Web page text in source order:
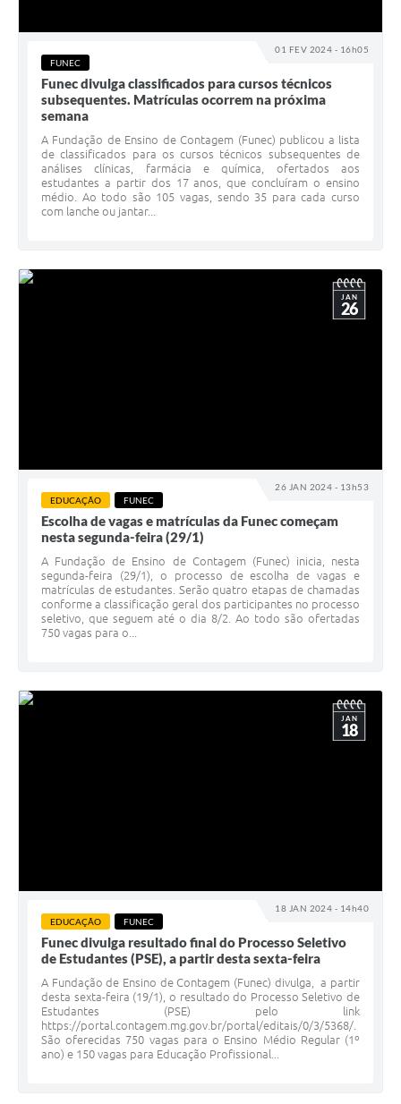
01 FEV 2024 - 16h05
FUNEC
Funec divulga classificados para cursos técnicos
subsequentes. Matrículas ocorrem na próxima
semana
A Fundação de Ensino de Contagem (Funec) publicou a lista
de classificados para os cursos técnicos subsequentes de
análises clínicas, farmácia e química, ofertados aos
estudantes a partir dos 17 anos, que concluíram o ensino
médio. Ao todo são 105 vagas, sendo 35 para cada curso
com lanche ou jantar...
26 JAN 2024 - 13h53
JAN
26
EDUCAÇÃO FUNEC
Escolha de vagas e matrículas da Funec começam
nesta segunda-feira (29/1)
A Fundação de Ensino de Contagem (Funec) inicia, nesta
segunda-feira (29/1), o processo de escolha de vagas e
matrículas de estudantes. Serão quatro etapas de chamadas
conforme a classificação geral dos participantes no processo
seletivo, que seguem até o dia 8/2. Ao todo são ofertadas
750 vagas para o...
18 JAN 2024 - 14h40
JAN
18
EDUCAÇÃO FUNEC
Funec divulga resultado final do Processo Seletivo
de Estudantes (PSE), a partir desta sexta-feira
A Fundação de Ensino de Contagem (Funec) divulga, a partir
desta sexta-feira (19/1), o resultado do Processo Seletivo de
Estudantes (PSE) pelo link
https://portal.contagem.mg.gov.br/portal/editais/0/3/5368/.
São oferecidas 750 vagas para o Ensino Médio Regular (1º
ano) e 150 vagas para Educação Profissional...